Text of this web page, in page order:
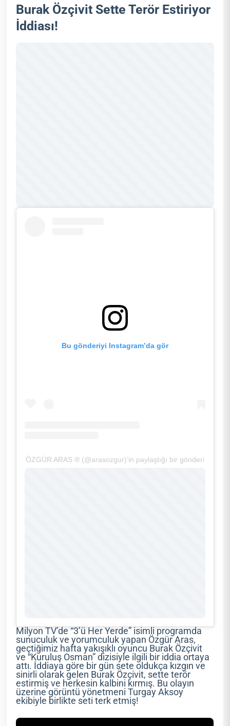
Burak Özçivit Sette Terör Estiriyor
İddiası!
Bu gönderiyi Instagram’da gör
ÖZGÜR ARAS ® (@arasozgur)’in paylaştığı bir gönderi
Milyon TV’de “3’ü Her Yerde” isimli programda
sunuculuk ve yorumculuk yapan Özgür Aras,
geçtiğimiz hafta yakışıklı oyuncu Burak Özçivit
ve “Kuruluş Osman” dizisiyle ilgili bir iddia ortaya
attı. İddiaya göre bir gün sete oldukça kızgın ve
sinirli olarak gelen Burak Özçivit, sette terör
estirmiş ve herkesin kalbini kırmış. Bu olayın
üzerine görüntü yönetmeni Turgay Aksoy
ekibiyle birlikte seti terk etmiş!